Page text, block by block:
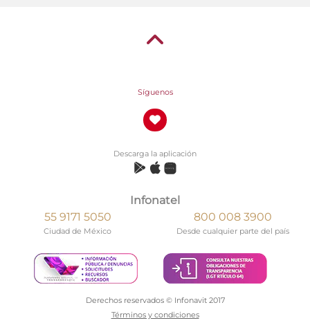
Síguenos
Descarga la aplicación
Infonatel
55 9171 5050
Ciudad de México
800 008 3900
Desde cualquier parte del país
Derechos reservados © Infonavit 2017
Términos y condiciones